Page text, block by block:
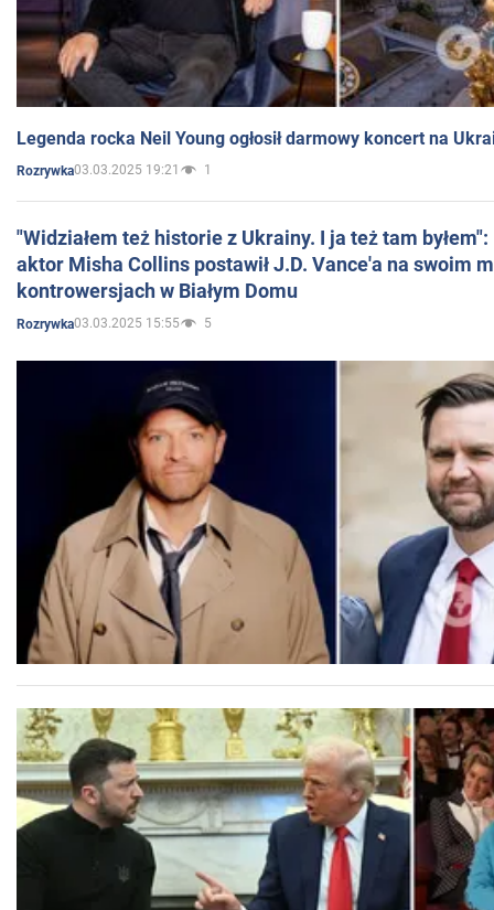
Legenda rocka Neil Young ogłosił darmowy koncert na
Rozrywka03.03.2025 19:21 1
"Widziałem też historie z Ukrainy. I ja też tam
aktor Misha Collins postawił J.D. Vance'a na swoim
kontrowersjach w Białym Domu
Rozrywka03.03.2025 15:55 5